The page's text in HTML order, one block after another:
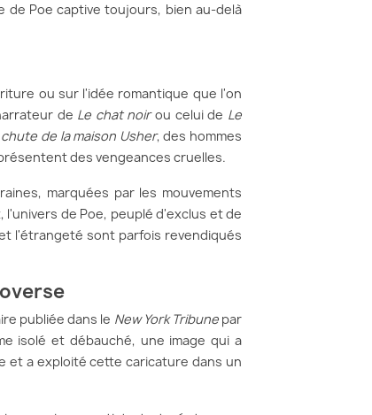
de Poe captive toujours, bien au-delà
ou sur l'idée romantique que l'on
de Le chat noirou celui de Le
chute de la maison Usher, des hommes
des vengeances cruelles.
marquées par les mouvements
de Poe, peuplé d'exclus et de
l'étrangeté sont parfois revendiqués
publiée dans le New York Tribunepar
isolé et débauché, une image qui a
et a exploité cette caricature dans un